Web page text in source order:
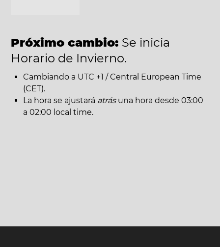
Próximo cambio: Se inicia
Horario de Invierno.
Cambiando a UTC +1 / Central European Time
(CET).
La hora se ajustará atrásuna hora desde 03:00
a 02:00 local time.